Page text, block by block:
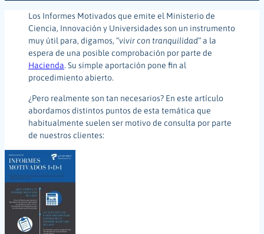
Los Informes Motivados que emite el Ministerio de
Ciencia, Innovación y Universidades son un instrumento
muy útil para, digamos, “vivir con tranquilidad” a la
espera de una posible comprobación por parte de
Hacienda. Su simple aportación pone fin al
procedimiento abierto.
¿Pero realmente son tan necesarios? En este artículo
abordamos distintos puntos de esta temática que
habitualmente suelen ser motivo de consulta por parte
de nuestros clientes: